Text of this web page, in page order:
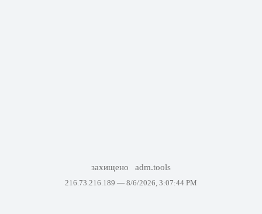
захищено adm.tools
216.73.216.189 — 8/6/2026, 3:07:44 PM